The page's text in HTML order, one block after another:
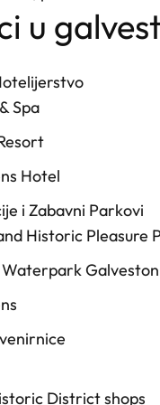
u
Spa
Hotel
i Zabavni Parkovi
Historic Pleasure
Galveston
District shops